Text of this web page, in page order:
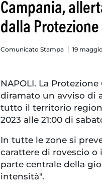
Campania,
dalla Protezione
Comunicato Stampa 19
NAPOLI. La
diramato un avviso di
tutto il territorio
2023 alle 21:00 di
In tutte le zone si
carattere di rovescio
parte centrale della
intensità".